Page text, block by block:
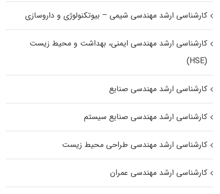
کارشناسی ارشد مهندسی شیمی – بیوتکنولوژی و داروسازی
کارشناسی ارشد مهندسی ایمنی، بهداشت و محیط زیست
(HSE)
کارشناسی ارشد مهندسی صنایع
کارشناسی ارشد مهندسی صنایع سیستم
کارشناسی ارشد مهندسی طراحی محیط زیست
کارشناسی ارشد مهندسی عمران